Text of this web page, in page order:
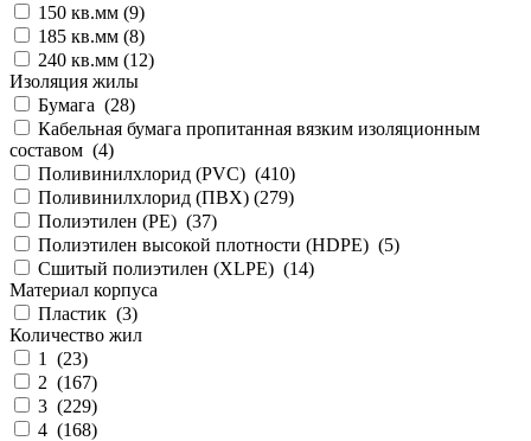
150 кв.мм (9)
185 кв.мм (8)
240 кв.мм (12)
Изоляция жилы
Бумага (28)
Кабельная бумага пропитанная вязким изоляционным
составом (4)
Поливинилхлорид (PVC) (410)
Поливинилхлорид (ПВХ) (279)
Полиэтилен (PE) (37)
Полиэтилен высокой плотности (HDPE) (5)
Сшитый полиэтилен (XLPE) (14)
Материал корпуса
Пластик (3)
Количество жил
1 (23)
2 (167)
3 (229)
4 (168)